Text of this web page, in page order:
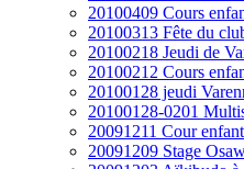
20100409 Cours
20100313 Fête du
20100218 Jeudi de
20100212 Cours
20100128 jeudi
20100128-0201
20091211 Cour
20091209 Stage